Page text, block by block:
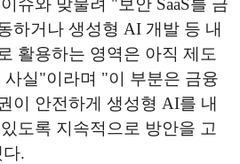
슈와 맞물려 "보안 SaaS를 금
하거나 생성형 AI 개발 등 내
활용하는 영역은 아직 제도
실"이라며 "이 부분은 금융
이 안전하게 생성형 AI를 내
도록 지속적으로 방안을 고
.